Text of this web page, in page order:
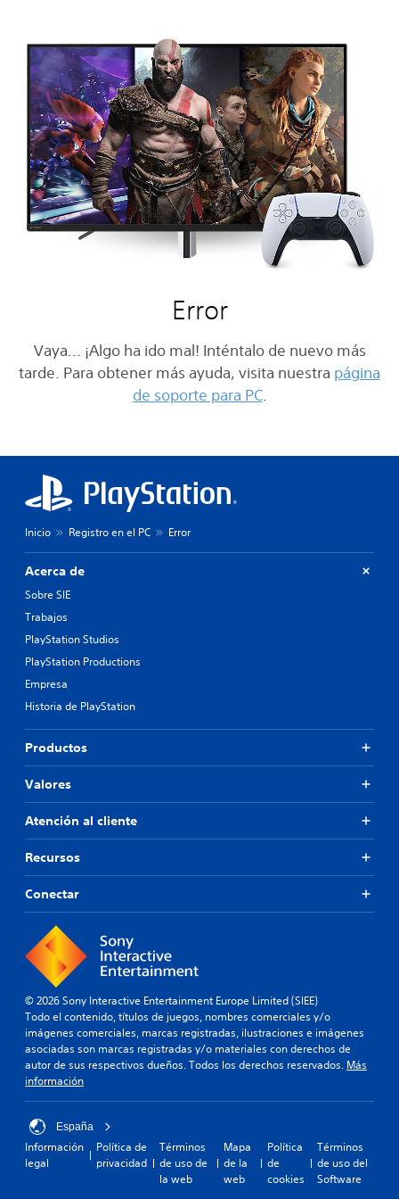
Error
Vaya... ¡Algo ha ido mal! Inténtalo de nuevo más
tarde. Para obtener más ayuda, visita nuestra página
de soporte para PC.
Inicio Registro en el PC Error
Acerca de
Sobre SIE
Trabajos
PlayStation Studios
PlayStation Productions
Empresa
Historia de PlayStation
Productos
Valores
Atención al cliente
Recursos
Conectar
© 2026 Sony Interactive Entertainment Europe Limited (SIEE)
Todo el contenido, títulos de juegos, nombres comerciales y/o
imágenes comerciales, marcas registradas, ilustraciones e imágenes
asociadas son marcas registradas y/o materiales con derechos de
autor de sus respectivos dueños. Todos los derechos reservados. Más
información
España
Información
legal
Política de
privacidad
Términos
de uso de
la web
Mapa
de la
web
Política
de
cookies
Términos
de uso del
Software